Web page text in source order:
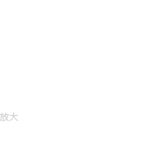
大